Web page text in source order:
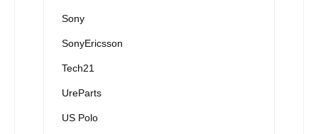
Sony
SonyEricsson
Tech21
UreParts
US Polo